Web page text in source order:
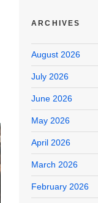
ARCHIVES
August 2026
July 2026
June 2026
May 2026
April 2026
March 2026
February 2026